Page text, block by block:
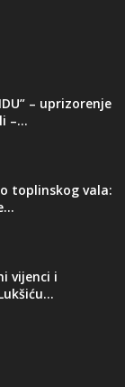
– uprizorenje
–...
toplinskog vala:
vijenci i